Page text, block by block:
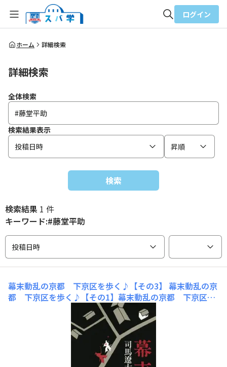
全体検索
ログイン
ホーム 詳細検索
詳細検索
全体検索
検索結果表示
投稿日時
昇順
検索
検索結果 1 件
キーワード:#藤堂平助
投稿日時
幕末動乱の京都 下京区を歩く♪【その3】 幕末動乱の京
都 下京区を歩く♪【その1】幕末動乱の京都 下京区を
歩く♪【その2】の続きです。まいまい京都のツアーに参
加してきました♪【新選組】幕末研究者・木村先生と巡
る、新選組の絶頂期～内部抗争勃発！幻の屯所、涙の油小
路事件、激闘の新選組史～https://www.maimai-kyoto.j